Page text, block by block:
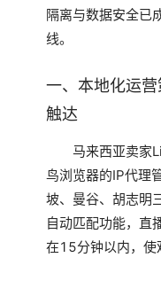
隔离与数据安全已
线。
一、本地化运
触达
马来西亚卖家
鸟浏览器的IP代理
坡、曼谷、胡志明
自动匹配功能，直
在15分钟以内，使